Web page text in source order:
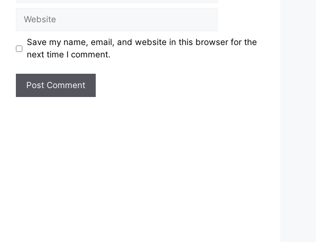
Website
Save my name, email, and website in this browser for the
next time I comment.